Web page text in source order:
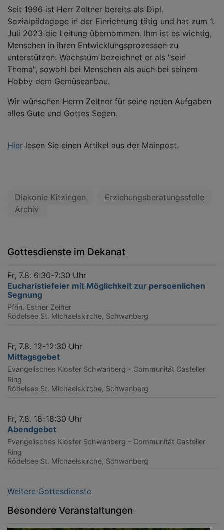
Seit 1996 ist Herr Zeltner bereits als Dipl.
Sozialpädagoge in der Einrichtung tätig und hat zum 1.
Juli 2023 die Leitung übernommen. Ihm ist es wichtig,
Menschen in ihren Entwicklungsprozessen zu
unterstützen. Wachstum bezeichnet er als "sein
Thema", sowohl bei Menschen als auch bei seinem
Hobby dem Gemüseanbau.
Wir wünschen Herrn Zeltner für seine neuen Aufgaben
alles Gute und Gottes Segen.
Hier lesen Sie einen Artikel aus der Mainpost.
Diakonie Kitzingen
Erziehungsberatungsstelle
Archiv
Gottesdienste im Dekanat
Fr, 7.8. 6:30-7:30 Uhr
Eucharistiefeier mit Möglichkeit zur persoenlichen
Segnung
Pfrin. Esther Zeiher
Rödelsee St. Michaelskirche, Schwanberg
Fr, 7.8. 12-12:30 Uhr
Mittagsgebet
Evangelisches Kloster Schwanberg - Communität Casteller
Ring
Rödelsee St. Michaelskirche, Schwanberg
Fr, 7.8. 18-18:30 Uhr
Abendgebet
Evangelisches Kloster Schwanberg - Communität Casteller
Ring
Rödelsee St. Michaelskirche, Schwanberg
Weitere Gottesdienste
Besondere Veranstaltungen